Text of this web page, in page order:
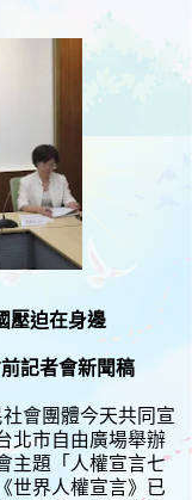
壓迫在身邊
記者會新聞稿
社會團體今天共同宣
北市自由廣場舉辦
主題「人權宣言七
世界人權宣言》已